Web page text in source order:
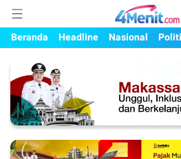
4menit.com
Mengungkap Kisah,
Beranda
Headline Nasional